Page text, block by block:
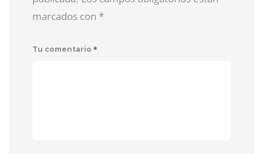
marcados con *
Tu comentario *